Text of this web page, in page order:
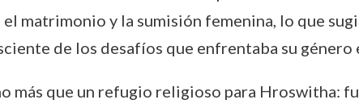
matrimonio y la sumisión femenina, lo que
de los desafíos que enfrentaba su
más que un refugio religioso para Hroswitha: